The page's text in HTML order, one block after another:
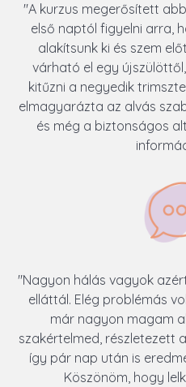
"A kurzus megerősített
első naptól figyelni arra,
alakítsunk ki és szem
várható el egy
kitűzni a negyedik
elmagyarázta az alvás
és még a biztonságos
"Nagyon hálás vagyok
elláttál. Elég problémás
már nagyon magam
szakértelmed, részletezett
így pár nap után is
Köszönöm, hogy